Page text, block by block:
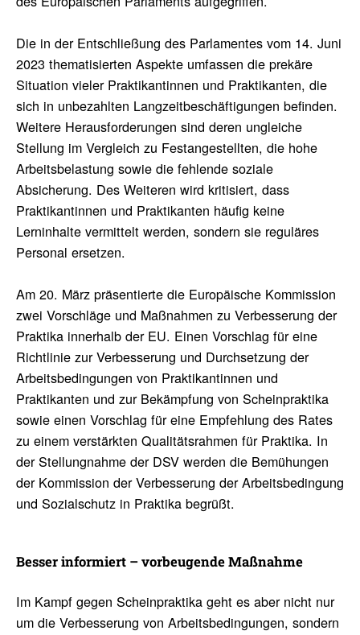
Die in der Entschließung des Parlamentes vom 14. Juni
2023 thematisierten Aspekte umfassen die prekäre
Situation vieler Praktikantinnen und Praktikanten, die
sich in unbezahlten Langzeitbeschäftigungen befinden.
Weitere Herausforderungen sind deren ungleiche
Stellung im Vergleich zu Festangestellten, die hohe
Arbeitsbelastung sowie die fehlende soziale
Absicherung. Des Weiteren wird kritisiert, dass
Praktikantinnen und Praktikanten häufig keine
Lerninhalte vermittelt werden, sondern sie reguläres
Personal ersetzen.
Am 20. März präsentierte die Europäische Kommission
zwei Vorschläge und Maßnahmen zu Verbesserung der
Praktika innerhalb der EU. Einen Vorschlag für eine
Richtlinie zur Verbesserung und Durchsetzung der
Arbeitsbedingungen von Praktikantinnen und
Praktikanten und zur Bekämpfung von Scheinpraktika
sowie einen Vorschlag für eine Empfehlung des Rates
zu einem verstärkten Qualitätsrahmen für Praktika. In
der Stellungnahme der DSV werden die Bemühungen
der Kommission der Verbesserung der Arbeitsbedingung
und Sozialschutz in Praktika begrüßt.
Besser infor­miert – vorbeu­gende Maßnahme
Im Kampf gegen Scheinpraktika geht es aber nicht nur
um die Verbesserung von Arbeitsbedingungen, sondern